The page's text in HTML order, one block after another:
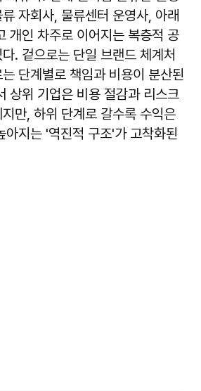
자회사, 물류센터 운영사, 아래
개인 차주로 이어지는 복층적 공
. 겉으로는 단일 브랜드 체계처
단계별로 책임과 비용이 분산된
상위 기업은 비용 절감과 리스크
만, 하위 단계로 갈수록 수익은
아지는 '역진적 구조'가 고착화된